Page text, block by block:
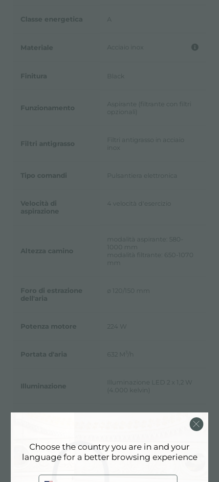
Classe energetica A
Materiale Acciaio inox
Finitura Black
Funzionamento
Aspirante (filtrante con filtri
opzionali)
Filtri antigrasso
Filtri antigrasso in acciaio
inox
Tipo comandi Pulsantiera elettronica
Velocità di
aspirazione
4 velocità d'esercizio
Altezza camino
modalità aspirante: 580-
1000 mm
modalità filtrante: 650-1070
mm
Foro di estrazione
dell'aria
ø 120/150 mm
Potenza motore 224 W
Portata d'aria 632 M /h
Illuminazione
Illuminazione LED 2 x 1,2 W
(4.000 kelvin)
I condotti di scarico dei fumi
devono avere un diametro
Choose the country you are in and your
language for a better browsing experience